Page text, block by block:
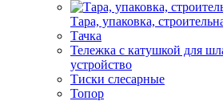
Тара, упаковка,
Тачка
Тележка с катушкой для
устройство
Тиски слесарные
Топор